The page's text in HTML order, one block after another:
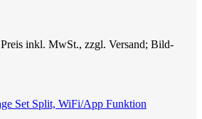
Preis inkl. MwSt., zzgl. Versand; Bild-